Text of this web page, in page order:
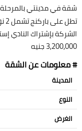
شقة في مدينتي
3,200,000 جنيه
# معلومات عن الشقة
المدينة
النوع
الغرض